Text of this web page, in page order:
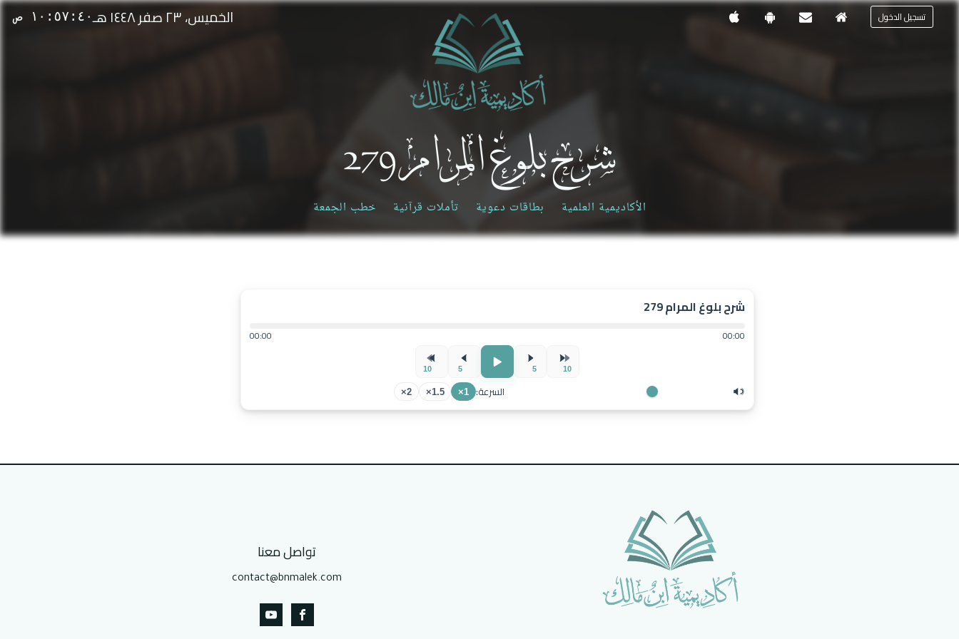
تسجيل الدخول الخميس، ٢٣ صفر ١٤٤٨ هـ ١٠:٥٧:٤٠ ص
شرح بلوغ المرام 279
الأكاديمية العلمية بطاقات دعوية تأملات قرآنية خطب الجمعة
شرح بلوغ المرام 279
00:00
00:00
10
5
5
10
السرعة: 1×
1.5×
2×
تواصل معنا
contact@bnmalek.com